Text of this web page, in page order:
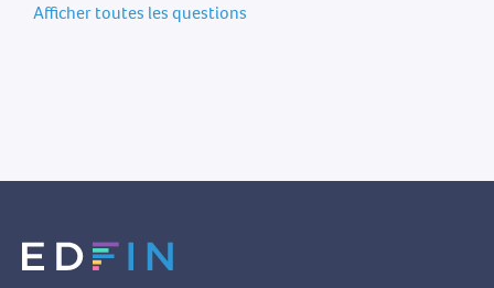
Afficher toutes les questions